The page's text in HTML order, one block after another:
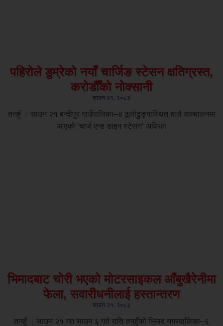
पहिरोले डुम्रेको नयाँ चार्जिङ स्टेसन क्षतिग्रस्त,
करोडौँको नोक्सानी
साउन २१, २०८३
तनहुँ । साउन २१ बन्दीपुर गाउँपालिका–४ ठूलोढुङ्गास्थित हालै सञ्चालनमा
आएको ‘चार्ज एन्ड डाइन स्टेसन’ अविरल
भिमादबाट चोरी भएको मोटरसाइकल आँबुखैरेनीमा
फेला, सवारीधनीलाई हस्तान्तरण
साउन २१, २०८३
तनहुँ । साउन २१ गत साउन ६ गते राति तनहुँको भिमाद नगरपालिका–६